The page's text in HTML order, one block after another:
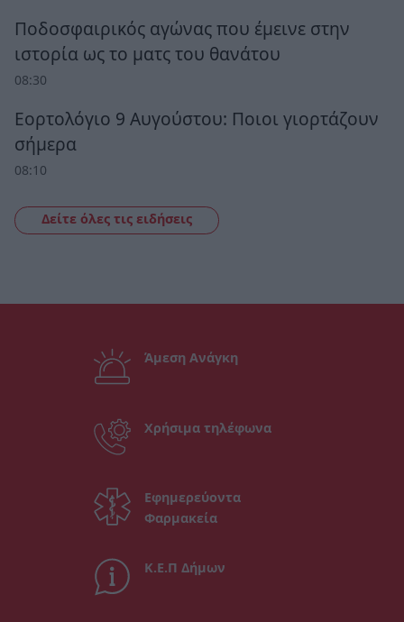
Ποδοσφαιρικός αγώνας που έμεινε στην
ιστορία ως το ματς του θανάτου
08:30
Εορτολόγιο 9 Αυγούστου: Ποιοι γιορτάζουν
σήμερα
08:10
Δείτε όλες τις ειδήσεις
Άμεση Ανάγκη
Χρήσιμα τηλέφωνα
Εφημερεύοντα
Φαρμακεία
Κ.Ε.Π Δήμων